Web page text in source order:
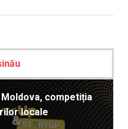
competiția
locale